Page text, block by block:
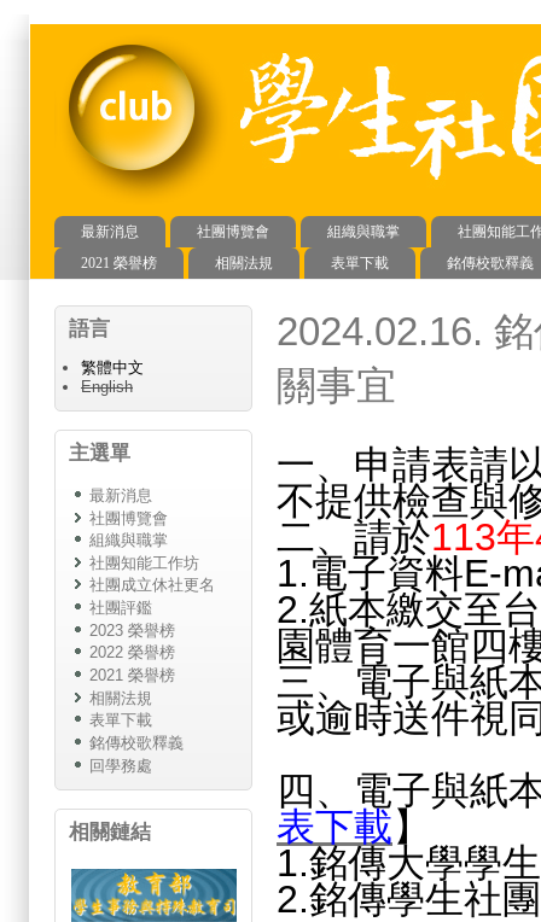
主選單
最新消息 社團博覽會 組織與職掌
社團知能工
2021 榮譽榜
相關法規 表單下載 銘傳校歌釋義
2024.02.16.
關事宜
一、申請表請
不提供檢查與
二、請於113
1.電子資料E-
2.紙本繳交至
園體育一館四
三、電子與紙
或逾時送件視
四、電子與紙
表下載】
1.銘傳大學學
2.銘傳學生社
語言
繁體中文
English
主選單
最新消息
社團博覽會
組織與職掌
社團知能工作坊
社團成立休社更名
社團評鑑
2023 榮譽榜
2022 榮譽榜
2021 榮譽榜
相關法規
表單下載
銘傳校歌釋義
回學務處
相關鏈結